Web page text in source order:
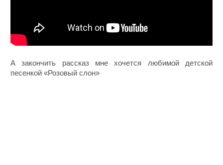
А закончить рассказ мне хочется любимой детской
песенкой «Розовый слон»